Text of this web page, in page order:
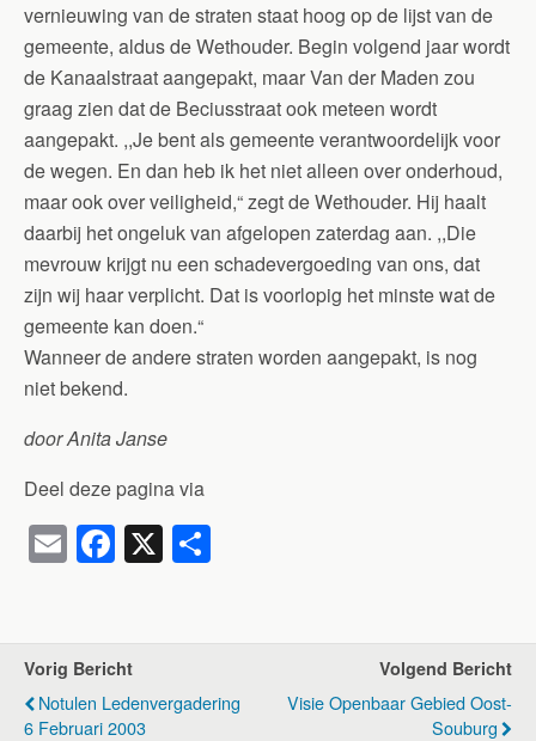
vernieuwing van de straten staat hoog op de lijst van de
gemeente, aldus de Wethouder. Begin volgend jaar wordt
de Kanaalstraat aangepakt, maar Van der Maden zou
graag zien dat de Beciusstraat ook meteen wordt
aangepakt. ,,Je bent als gemeente verantwoordelijk voor
de wegen. En dan heb ik het niet alleen over onderhoud,
maar ook over veiligheid,“ zegt de Wethouder. Hij haalt
daarbij het ongeluk van afgelopen zaterdag aan. ,,Die
mevrouw krijgt nu een schadevergoeding van ons, dat
zijn wij haar verplicht. Dat is voorlopig het minste wat de
gemeente kan doen.“
Wanneer de andere straten worden aangepakt, is nog
niet bekend.
door Anita Janse
Deel deze pagina via
E
m
F
a
e
b
X
n
Vorig Bericht
Notulen Ledenvergadering
6 Februari 2003
Volgend Bericht
Visie Openbaar Gebied Oost-
Souburg